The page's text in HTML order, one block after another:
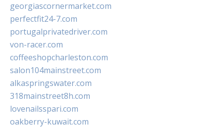
georgiascornermarket.com
perfectfit24-7.com
portugalprivatedriver.com
von-racer.com
coffeeshopcharleston.com
salon104mainstreet.com
alkaspringswater.com
318mainstreet8h.com
lovenailsspari.com
oakberry-kuwait.com